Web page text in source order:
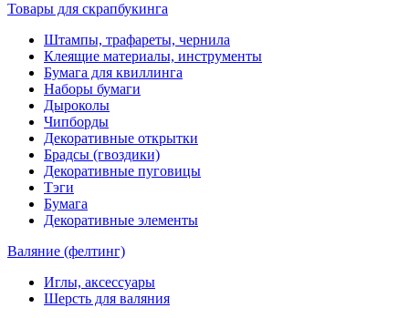
Товары для скрапбукинга
Штампы, трафареты, чернила
Клеящие материалы, инструменты
Бумага для квиллинга
Наборы бумаги
Дыроколы
Чипборды
Декоративные открытки
Брадсы (гвоздики)
Декоративные пуговицы
Тэги
Бумага
Декоративные элементы
Валяние (фелтинг)
Иглы, аксессуары
Шерсть для валяния